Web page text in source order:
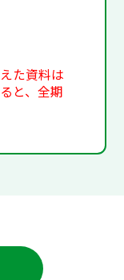
た資料は
と、全期